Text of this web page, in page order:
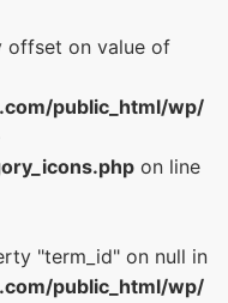
offset on value of
public_html/wp/
on line
"term_id" on null in
public_html/wp/